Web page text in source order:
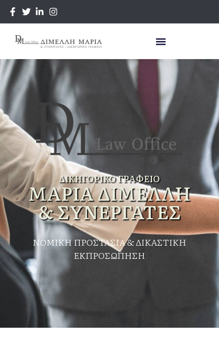
ΔΙΚΗΓΟΡΙΚΌ ΓΡΑΦΕΊΟ
ΜΑΡΙΑ ΔΙΜΕΛΛΗ
& ΣΥΝΕΡΓΑΤΕΣ
ΝΟΜΙΚΗ ΠΡΟΣΤΑΣΙΑ & ΔΙΚΑΣΤΙΚΗ
ΕΚΠΡΟΣΩΠΗΣΗ